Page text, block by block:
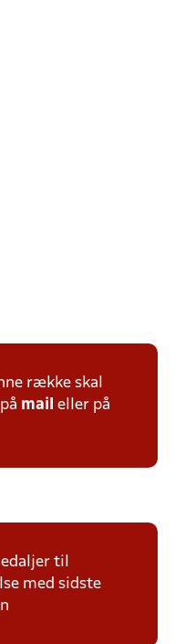
række skal
mail eller på
til
med sidste